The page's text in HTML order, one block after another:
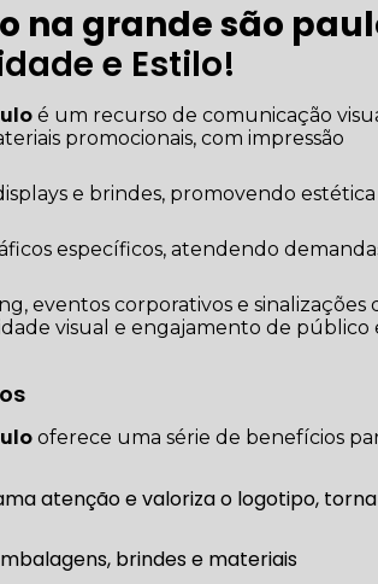
na grande são
e Estilo!
é um recurso de comunicação
promocionais, com impressão
e brindes, promovendo estética
específicos, atendendo
eventos corporativos e sinalizações
visual e engajamento de público
oferece uma série de benefícios